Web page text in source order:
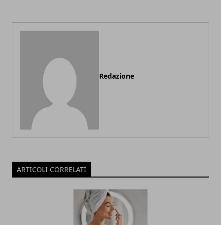
Redazione
ARTICOLI CORRELATI